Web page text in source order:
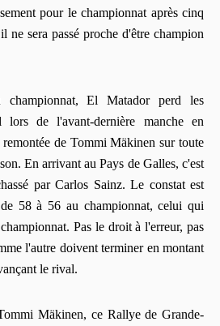
pour le championnat après cinq
ne sera passé proche d'être champion
championnat, El Matador perd les
lors de l'avant-dernière manche en
de Tommi Mäkinen sur toute
En arrivant au Pays de Galles, c'est
par Carlos Sainz. Le constat est
58 à 56 au championnat, celui qui
Pas le droit à l'erreur, pas
l'autre doivent terminer en montant
le rival.
Mäkinen, ce Rallye de Grande-